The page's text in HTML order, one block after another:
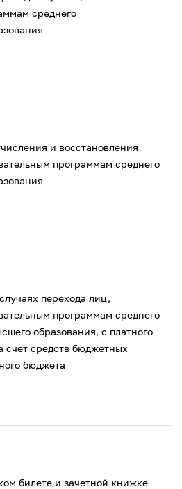
среднего
и восстановления
программам среднего
перехода лиц,
программам среднего
образования, с платного
счет средств бюджетных
бюджета
билете и зачетной книжке